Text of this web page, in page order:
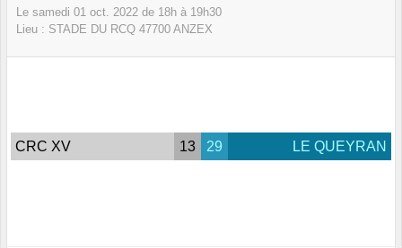
Le samedi 01 oct. 2022 de 18h à 19h30
Lieu : STADE DU RCQ 47700 ANZEX
CRC XV 13 29 LE QUEYRAN